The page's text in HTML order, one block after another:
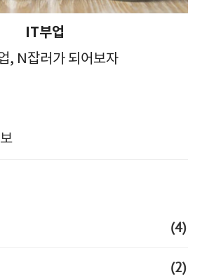
IT부업
, N잡러가 되어보자
(4)
(2)